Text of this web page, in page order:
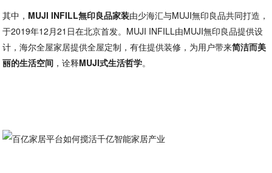
其中， MUJI INFILL無印良品家装由少海汇与MUJI無印良品共同打造，
于2019年12月21日在北京首发。MUJI INFILL由MUJI無印良品提供设
计，海尔全屋家居提供全屋定制，有住提供装修，为用户带来简洁而美
丽的生活空间 ，诠释MUJI式生活哲学。